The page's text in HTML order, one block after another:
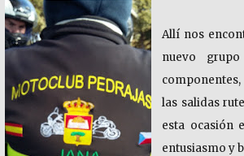
Allí nos
nuevo
las salidas
esta ocasión
entusiasmo y